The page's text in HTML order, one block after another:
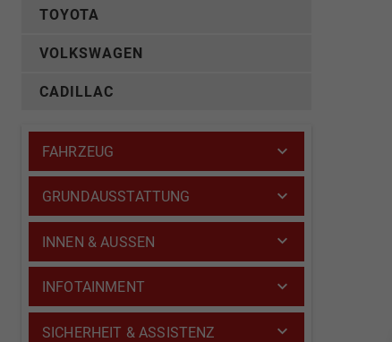
TOYOTA
VOLKSWAGEN
CADILLAC
FAHRZEUG
GRUNDAUSSTATTUNG
INNEN & AUSSEN
INFOTAINMENT
SICHERHEIT & ASSISTENZ